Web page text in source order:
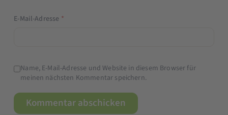
E-Mail-Adresse *
Name, E-Mail-Adresse und Website in diesem Browser für
meinen nächsten Kommentar speichern.